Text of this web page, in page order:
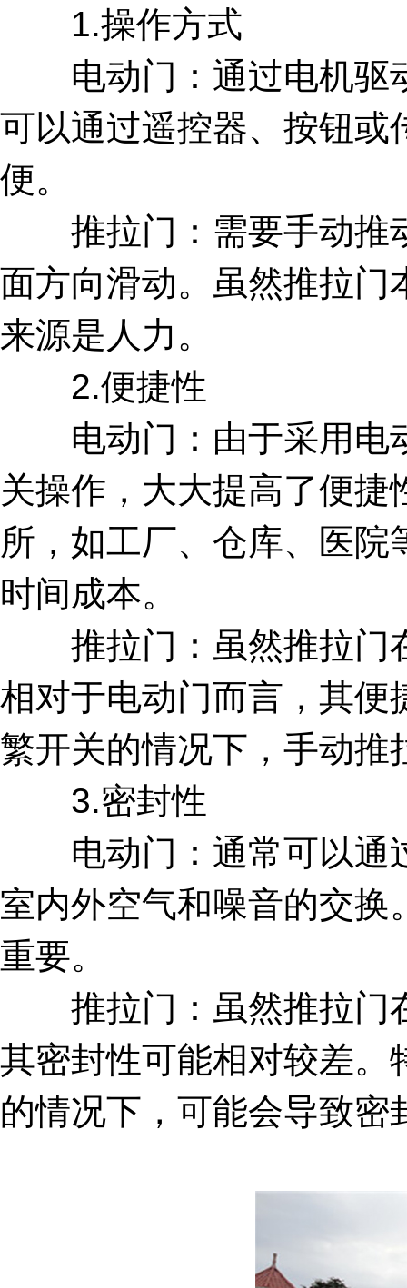
1.操作方式
电动门：通过电机驱
可以通过遥控器、按钮或
便。
推拉门：需要手动推
面方向滑动。虽然推拉门
来源是人力。
2.便捷性
电动门：由于采用电
关操作，大大提高了便
所，如工厂、仓库、医
时间成本。
推拉门：虽然推拉门
相对于电动门而言，其便
繁开关的情况下，手动推
3.密封性
电动门：通常可以通
室内外空气和噪音的交换
重要。
推拉门：虽然推拉门
其密封性可能相对较差。
的情况下，可能会导致密